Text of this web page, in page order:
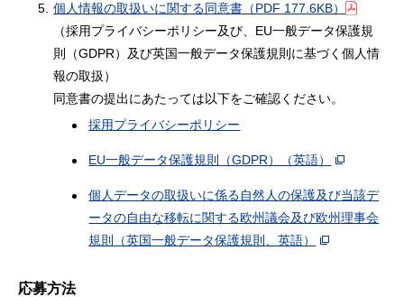
5. 個人情報の取扱いに関する同意書 （PDF 177.6KB）
（採用プライバシーポリシー及び、EU一般データ保護規
則（GDPR）及び英国一般データ保護規則に基づく個人情
報の取扱）
同意書の提出にあたっては以下をご確認ください。
採用プライバシーポリシー
EU一般データ保護規則（GDPR）（英語）
個人データの取扱いに係る自然人の保護及び当該デ
ータの自由な移転に関する欧州議会及び欧州理事会
規則（英国一般データ保護規則、英語）
応募方法